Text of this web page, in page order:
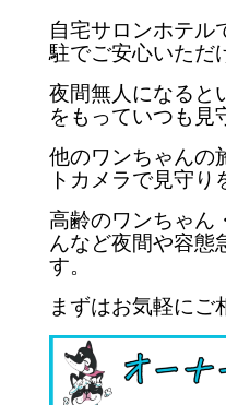
自宅サロンホテル
駐でご安心いただ
夜間無人になると
をもっていつも見
他のワンちゃんの
トカメラで見守
高齢のワンちゃん
んなど夜間や容態
す。
まずはお気軽にご